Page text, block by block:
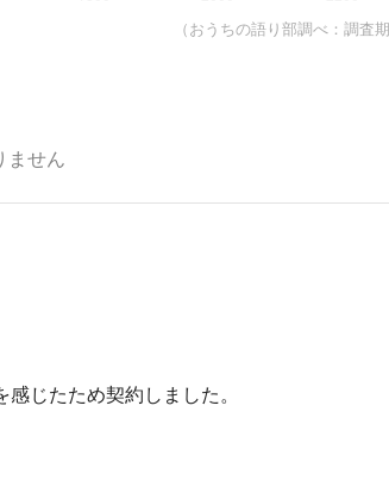
（おうちの語り部調べ：調査
ません
じたため契約しました。